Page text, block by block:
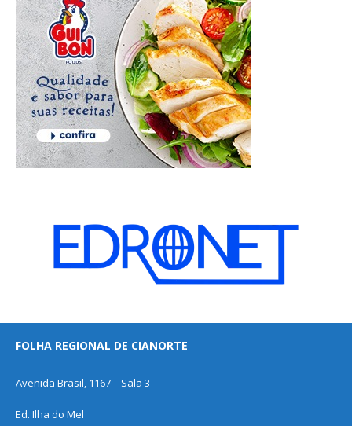
FOLHA REGIONAL DE CIANORTE
Avenida Brasil, 1167 – Sala 3
Ed. Ilha do Mel